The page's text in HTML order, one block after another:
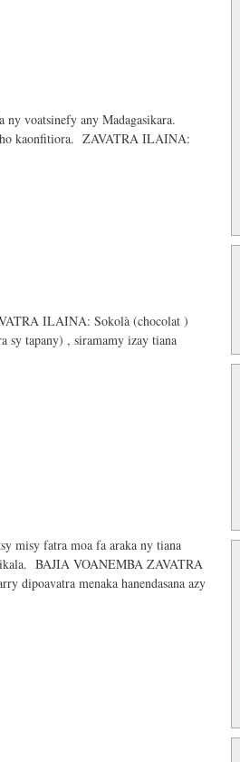
voatsinefy any Madagasikara.
ho kaonfitiora. ZAVATRA ILAINA:
ILAINA: Sokolà (chocolat )
sy tapany) , siramamy izay tiana
misy fatra moa fa araka ny tiana
BAJIA VOANEMBA ZAVATRA
dipoavatra menaka hanendasana azy